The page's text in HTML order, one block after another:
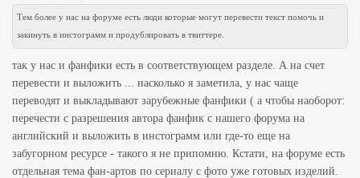
Тем более у нас на форуме есть люди которые могут перевести текст помочь и
закинуть в инстограмм и продублировать в твиттере.
так у нас и фанфики есть в соответствующем разделе. А на счет
перевести и выложить ... насколько я заметила, у нас чаще
переводят и выкладывают зарубежные фанфики ( а чтобы наоборот:
перечести с разрешения автора фанфик с нашего форума на
английский и выложить в инстограмм или где-то еще на
забугорном ресурсе - такого я не припомню. Кстати, на форуме есть
отдельная тема фан-артов по сериалу с фото уже готовых изделий.